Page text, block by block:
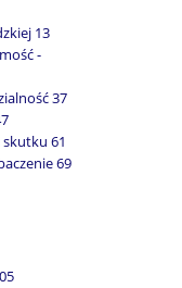
13
-
37
skutku 61
69